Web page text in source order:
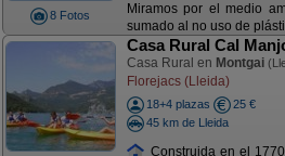
8 Fotos
Miramos por el medio
sumado al no uso de
Casa Rural Cal
Casa Rural en Montgai
Florejacs (Lleida)
18+4 plazas
25 €
45 km de Lleida
Construida en el